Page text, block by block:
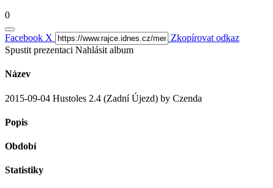
0
Facebook X
Zkopírovat odkaz
Spustit prezentaci Nahlásit album
Název
2015-09-04 Hustoles 2.4 (Zadní Újezd) by Czenda
Popis
Období
Statistiky